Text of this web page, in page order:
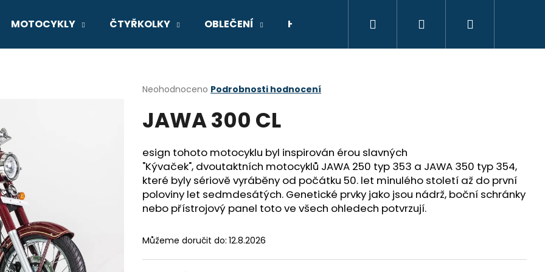
MOTOCYKLY ČTYŘKOLKY OBLEČENÍ HELMY NÁHRADNÍ DÍLY DÁRKOVÝ
Přihlášení
Průměrné
produktu
je
5
hvězdiček.
Neohodnoceno Podrobnosti hodnocení
JAWA 300 CL
esign tohoto motocyklu byl inspirován érou slavných
"Kývaček", dvoutaktních motocyklů JAWA 250 typ 353 a JAWA 350 typ 354,
které byly sériově vyráběny od počátku 50. let minulého století až do první
poloviny let sedmdesátých. Genetické prvky jako jsou nádrž, boční schránky
nebo přístrojový panel toto ve všech ohledech potvrzují.
Můžeme doručit do: 12.8.2026
HLEDAT
8R
V-STROM 800DE